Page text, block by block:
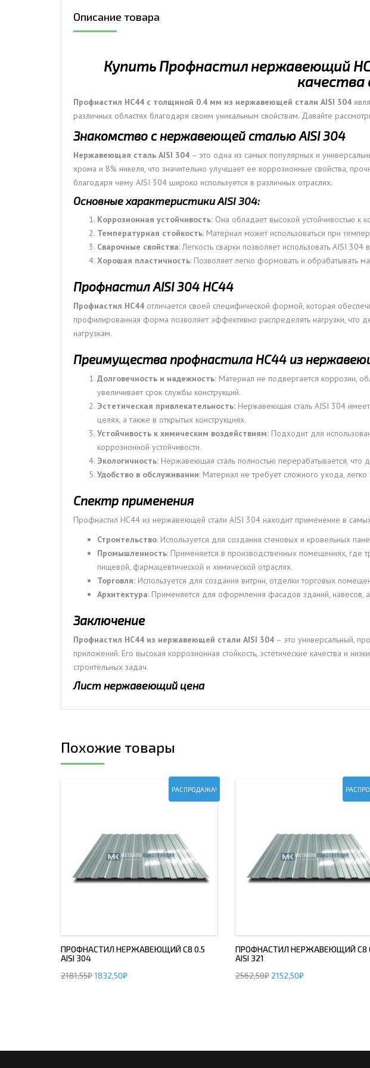
САМОНЕСУЩАЯ
ДЫМОВАЯ ТРУБА 11 М
САМОНЕСУЩАЯ
Описание товара
Купить Профнастил нержавеющий
качества
Профнастил НС44 с толщиной 0.4 мм из нержавеющей стали AISI 304
различных областях благодаря своим уникальным свойствам. Давайте
Знакомство с нержавеющей сталью AISI 304
Нержавеющая сталь AISI 304 – это одна из самых популярных и
хрома и 8% никеля, что значительно улучшает ее коррозионные свойства,
благодаря чему AISI 304 широко используется в различных отраслях.
Основные характеристики AISI 304:
Коррозионная устойчивость: Она обладает высокой устойчивостью к
Температурная стойкость: Материал может использоваться при
Сварочные свойства: Легкость сварки позволяет использовать AISI
Хорошая пластичность: Позволяет легко формовать и обрабатывать
Профнастил АISI 304 НС44
Профнастил НС44 отличается своей специфической формой, которая
профилированная форма позволяет эффективно распределять нагрузки, что
нагрузкам.
Преимущества профнастила НС44 из
Долговечность и надежность: Материал не подвергается коррозии,
увеличивает срок службы конструкций.
Эстетическая привлекательность: Нержавеющая сталь AISI 304
целях, а также в открытых конструкциях.
Устойчивость к химическим воздействиям: Подходит для
коррозионной устойчивости.
Экологичность: Нержавеющая сталь полностью перерабатывается,
Удобство в обслуживании: Материал не требует сложного ухода, легко
Спектр применения
Профнастил НС44 из нержавеющей стали AISI 304 находит применение в
Строительство: Используется для создания стеновых и кровельных
Промышленность: Применяется в производственных помещениях, где
пищевой, фармацевтической и химической отраслях.
Торговля: Используется для создания витрин, отделки торговых
Архитектура: Применяется для оформления фасадов зданий, навесов,
Заключение
Профнастил НС44 из нержавеющей стали AISI 304 – это универсальный,
приложений. Его высокая коррозионная стойкость, эстетические качества и
строительных задач.
Лист нержавеющий цена
Похожие товары
РАСПРОДАЖА!
ПРОФНАСТИЛ НЕРЖАВЕЮЩИЙ С8 0.5
AISI 304
2181,55₽1832,50₽
ПРОФНАСТИЛ НЕРЖАВЕЮЩИЙ С8
AISI 321
2562,50₽ 2152,50₽